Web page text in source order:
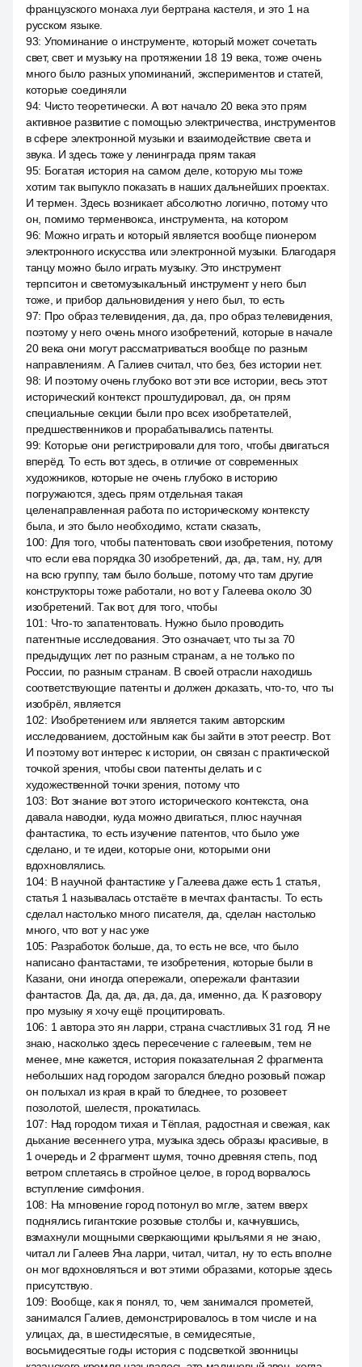
французского монаха луи бертрана кастеля, и это 1 на
русском языке.
93: Упоминание о инструменте, который может сочетать
свет, свет и музыку на протяжении 18 19 века, тоже очень
много было разных упоминаний, экспериментов и статей,
которые соединяли
94: Чисто теоретически. А вот начало 20 века это прям
активное развитие с помощью электричества, инструментов
в сфере электронной музыки и взаимодействие света и
звука. И здесь тоже у ленинграда прям такая
95: Богатая история на самом деле, которую мы тоже
хотим так выпукло показать в наших дальнейших проектах.
И термен. Здесь возникает абсолютно логично, потому что
он, помимо терменвокса, инструмента, на котором
96: Можно играть и который является вообще пионером
электронного искусства или электронной музыки. Благодаря
танцу можно было играть музыку. Это инструмент
терпситон и светомузыкальный инструмент у него был
тоже, и прибор дальновидения у него был, то есть
97: Про образ телевидения, да, да, про образ телевидения,
поэтому у него очень много изобретений, которые в начале
20 века они могут рассматриваться вообще по разным
направлениям. А Галиев считал, что без, без истории нет.
98: И поэтому очень глубоко вот эти все истории, весь этот
исторический контекст проштудировал, да, он прям
специальные секции были про всех изобретателей,
предшественников и прорабатывались патенты.
99: Которые они регистрировали для того, чтобы двигаться
вперёд. То есть вот здесь, в отличие от современных
художников, которые не очень глубоко в историю
погружаются, здесь прям отдельная такая
целенаправленная работа по историческому контексту
была, и это было необходимо, кстати сказать,
100: Для того, чтобы патентовать свои изобретения, потому
что если ева порядка 30 изобретений, да, да, там, ну, для
на всю группу, там было больше, потому что там другие
конструкторы тоже работали, но вот у Галеева около 30
изобретений. Так вот, для того, чтобы
101 : Что-то запатентовать. Нужно было проводить
патентные исследования. Это означает, что ты за 70
предыдущих лет по разным странам, а не только по
России, по разным странам. В своей отрасли находишь
соответствующие патенты и должен доказать, что-то, что ты
изобрёл, является
102: Изобретением или является таким авторским
исследованием, достойным как бы зайти в этот реестр. Вот.
И поэтому вот интерес к истории, он связан с практической
точкой зрения, чтобы свои патенты делать и с
художественной точки зрения, потому что
103: Вот знание вот этого исторического контекста, она
давала наводки, куда можно двигаться, плюс научная
фантастика, то есть изучение патентов, что было уже
сделано, и те идеи, которые они, которыми они
вдохновлялись.
104: В научной фантастике у Галеева даже есть 1 статья,
статья 1 называлась отстаёте в мечтах фантасты. То есть
сделал настолько много писателя, да, сделан настолько
много, что вот у нас уже
105: Разработок больше, да, то есть не все, что было
написано фантастами, те изобретения, которые были в
Казани, они иногда опережали, опережали фантазии
фантастов. Да, да, да, да, да, да, именно, да. К разговору
про музыку я хочу ещё процитировать.
106: 1 автора это ян ларри, страна счастливых 31 год. Я не
знаю, насколько здесь пересечение с галеевым, тем не
менее, мне кажется, история показательная 2 фрагмента
небольших над городом загорался бледно розовый пожар
он полыхал из края в край то бледнее, то розовеет
позолотой, шелестя, прокатилась.
107: Над городом тихая и Тёплая, радостная и свежая, как
дыхание весеннего утра, музыка здесь образы красивые, в
1 очередь и 2 фрагмент шумя, точно древняя степь, под
ветром сплетаясь в стройное целое, в город ворвалось
вступление симфония.
108: На мгновение город потонул во мгле, затем вверх
поднялись гигантские розовые столбы и, качнувшись,
взмахнули мощными сверкающими крыльями я не знаю,
читал ли Галеев Яна ларри, читал, читал, ну то есть вполне
он мог вдохновляться и вот этими образами, которые здесь
присутствую.
109: Вообще, как я понял, то, чем занимался прометей,
занимался Галиев, демонстрировалось в том числе и на
улицах, да, в шестидесятые, в семидесятые,
восьмидесятые годы история с подсветкой звонницы